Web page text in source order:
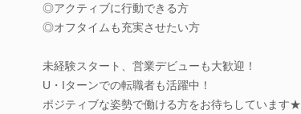
◎アクティブに行動できる方
◎オフタイムも充実させたい方
未経験スタート、営業デビューも大歓迎！
U・Iターンでの転職者も活躍中！
ポジティブな姿勢で働ける方をお待ちしています★